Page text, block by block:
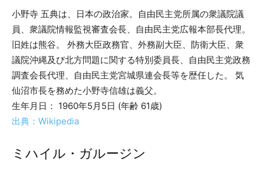
小野寺 五典は、日本の政治家。自由民主党所属の衆議院議
員、衆議院情報監視審査会長、自由民主党広報本部長代理。
旧姓は熊谷。 外務大臣政務官、外務副大臣、防衛大臣、衆
議院沖縄及び北方問題に関する特別委員長、自由民主党政務
調査会長代理、自由民主党宮城県連会長等を歴任した。 気
仙沼市長を務めた小野寺信雄は義父。
生年月日： 1960年5月5日 (年齢 61歳)
出典：Wikipedia
ミハイル・ガルージン